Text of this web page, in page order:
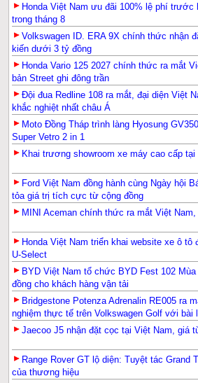
Honda Việt Nam ưu đãi 100% lệ phí trước
trong tháng 8
Volkswagen ID. ERA 9X chính thức nhận
kiến dưới 3 tỷ đồng
Honda Vario 125 2027 chính thức ra mắt
bản Street ghi đông trần
Đội đua Redline 108 ra mắt, đại diện Việt
khắc nghiệt nhất châu Á
Moto Đồng Tháp trình làng Hyosung
Super Vetro 2 in 1
Khai trương showroom xe máy cao cấp tại
Ford Việt Nam đồng hành cùng Ngày hội
tỏa giá trị tích cực từ cộng đồng
MINI Aceman chính thức ra mắt Việt
Honda Việt Nam triển khai website xe ô tô
U-Select
BYD Việt Nam tổ chức BYD Fest 102
đồng cho khách hàng vận tải
Bridgestone Potenza Adrenalin RE005 ra
nghiệm thực tế trên Volkswagen Golf với bài
Jaecoo J5 nhận đặt cọc tại Việt Nam, giá
Range Rover GT lộ diện: Tuyệt tác Grand
của thương hiệu